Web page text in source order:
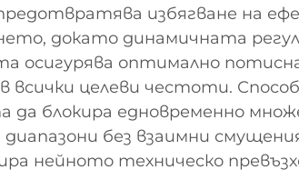
избягване на
докато динамичната
осигурява оптимално
всички целеви честоти.
да блокира едновременно
без взаимни
нейното техническо